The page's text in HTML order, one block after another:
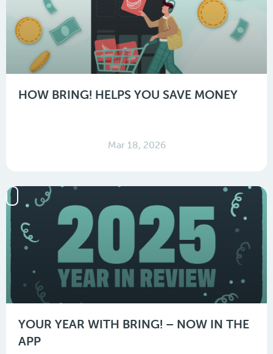
HOW BRING! HELPS YOU SAVE MONEY
Mar 18, 2026
YOUR YEAR WITH BRING! – NOW IN THE
APP